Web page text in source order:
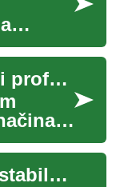
Optimizacija osobnih i profesionalnih zadataka
Savjeti za financijsku stabilnost